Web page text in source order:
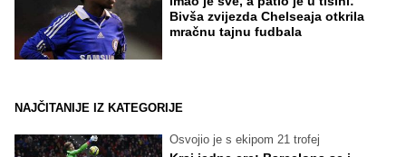
Bivša zvijezda Chelseaja otkrila
mračnu tajnu fudbala
NAJČITANIJE IZ KATEGORIJE
Osvojio je s ekipom 21 trofej